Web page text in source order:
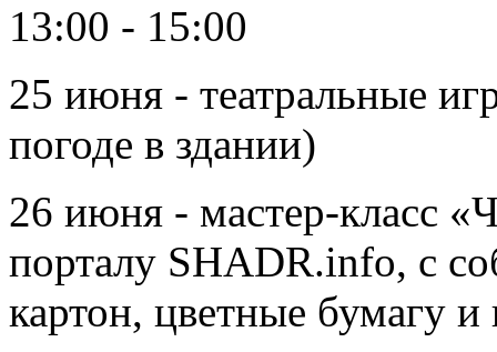
13:00 - 15:00
25 июня - театральные
погоде в здании)
26 июня - мастер-класс
порталу SHADR.info, с
картон, цветные бумагу